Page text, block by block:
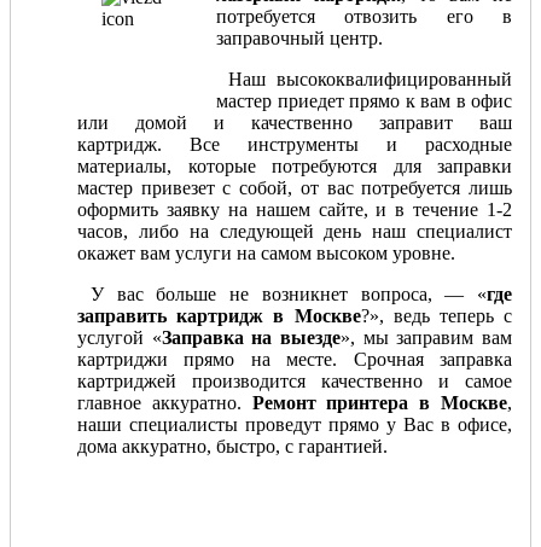
потребуется отвозить его в
заправочный центр.
Наш высококвалифицированный
мастер приедет прямо к вам в офис
или домой и качественно заправит ваш
картридж. Все инструменты и расходные
материалы, которые потребуются для заправки
мастер привезет с собой, от вас потребуется лишь
оформить заявку на нашем сайте, и в течение 1-2
часов, либо на следующей день наш специалист
окажет вам услуги на самом высоком уровне.
У вас больше не возникнет вопроса, — «где
заправить картридж в Москве?», ведь теперь с
услугой «Заправка на выезде», мы заправим вам
картриджи прямо на месте. Срочная заправка
картриджей производится качественно и самое
главное аккуратно. Ремонт принтера в Москве,
наши специалисты проведут прямо у Вас в офисе,
дома аккуратно, быстро, с гарантией.